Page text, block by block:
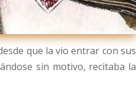
que la vio entrar con sus
sin motivo, recitaba la